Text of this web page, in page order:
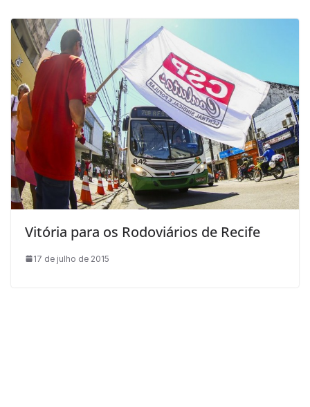
Vitória para os Rodoviários de Recife
17 de julho de 2015